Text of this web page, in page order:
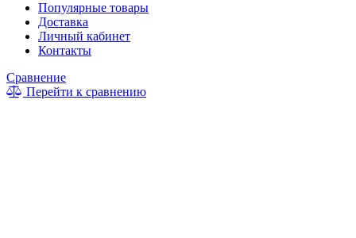
Популярные товары
Доставка
Личный кабинет
Контакты
Сравнение
Перейти к сравнению